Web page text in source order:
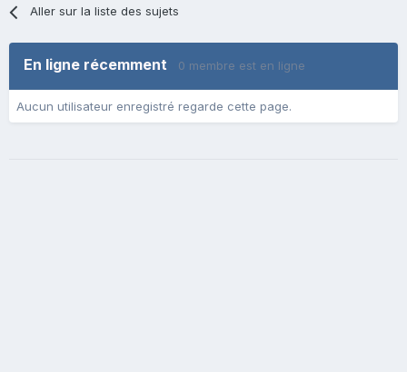
Aller sur la liste des sujets
En ligne récemment 0 membre est en ligne
Aucun utilisateur enregistré regarde cette page.